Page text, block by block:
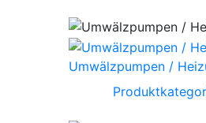
Umwälzpumpen /